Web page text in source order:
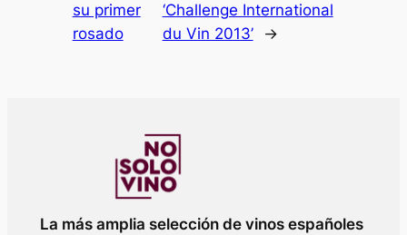
su primer
rosado
‘Challenge International
du Vin 2013’
→
La más amplia selección de vinos españoles